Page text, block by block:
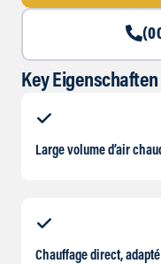
Key Eigenschaften
Large volume d’air
Chauffage direct,